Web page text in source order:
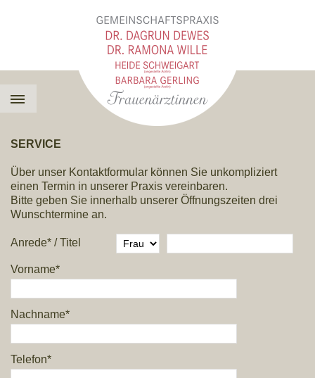
SERVICE
Über unser Kontaktformular können Sie unkompliziert
einen Termin in unserer Praxis vereinbaren.
Bitte geben Sie innerhalb unserer Öffnungszeiten drei
Wunschtermine an.
Anrede* /Titel
Vorname*
Nachname*
Telefon*